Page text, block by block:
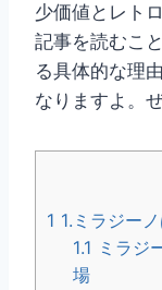
少価値とレト
記事を読むこ
る具体的な理
なりますよ。
1 1.ミラジー
1.1 ミラジ
場